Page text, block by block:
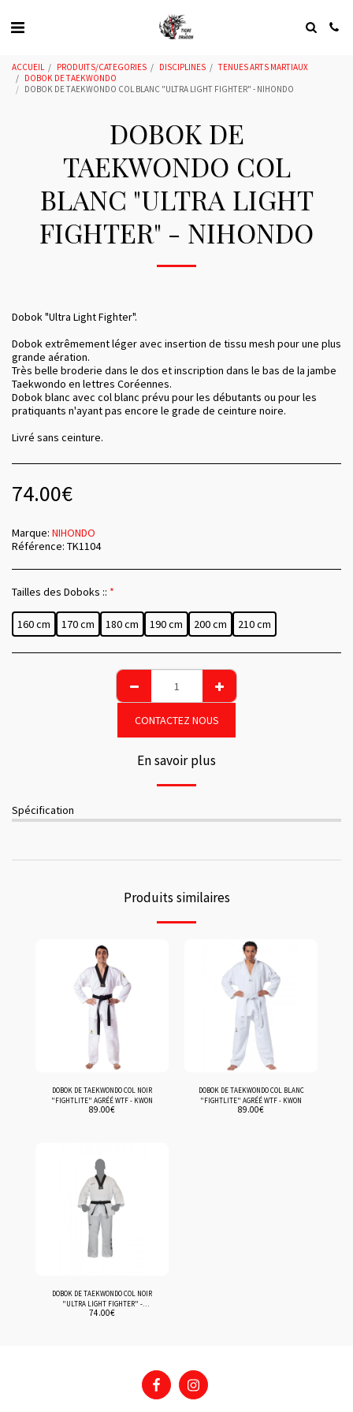
ACCUEIL PRODUITS/CATEGORIES DISCIPLINES
TENUES ARTS MARTIAUX
DOBOK DE TAEKWONDO
DOBOK DE TAEKWONDO COL BLANC "ULTRA LIGHT FIGHTER" - NIHONDO
DOBOK DE
TAEKWONDO COL
BLANC "ULTRA LIGHT
FIGHTER" - NIHONDO
Dobok "Ultra Light Fighter".
Dobok extrêmement léger avec insertion de tissu mesh pour une plus
grande aération.
Très belle broderie dans le dos et inscription dans le bas de la jambe
Taekwondo en lettres Coréennes.
Dobok blanc avec col blanc prévu pour les débutants ou pour les
pratiquants n'ayant pas encore le grade de ceinture noire.
Livré sans ceinture.
74.00€
Marque: NIHONDO
Référence: TK1104
Tailles des Doboks :: *
160 cm 170 cm 180 cm 190 cm 200 cm 210 cm
CONTACTEZ NOUS
En savoir plus
Spécification
Produits similaires
DOBOK DE TAEKWONDO COL NOIR
"FIGHTLITE" AGRÉÉ WTF - KWON
89.00€
DOBOK DE TAEKWONDO COL BLANC
"FIGHTLITE" AGRÉÉ WTF - KWON
89.00€
DOBOK DE TAEKWONDO COL NOIR
"ULTRA LIGHT FIGHTER" -
NIHONDO
74.00€